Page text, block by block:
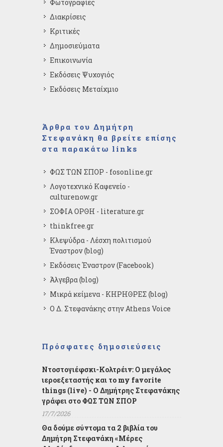
Φωτογραφίες
Διακρίσεις
Κριτικές
Δημοσιεύματα
Επικοινωνία
Εκδόσεις Ψυχογιός
Εκδόσεις Μεταίχμιο
Άρθρα του Δημήτρη
Στεφανάκη θα βρείτε επίσης
στα παρακάτω links
ΦΩΣ ΤΩΝ ΣΠΟΡ - fosonline.gr
Λογοτεχνικό Καφενείο -
culturenow.gr
ΣΟΦΙΑ ΟΡΘΗ - literature.gr
thinkfree.gr
Κλεψύδρα - Λέσχη πολιτισμού
Έναστρον (blog)
Εκδόσεις Έναστρον (Facebook)
Άλγεβρα (blog)
Μικρά κείμενα - ΚΗΡΗΘΡΕΣ (blog)
Ο Δ. Στεφανάκης στην Athens Voice
Πρόσφατες δημοσιεύσεις
Ντοστογιέφσκι-Κολτρέιν: Ο μεγάλος
ιεροεξεταστής και το my favorite
things (live) - Ο Δημήτρης Στεφανάκης
γράφει στο ΦΩΣ ΤΩΝ ΣΠΟΡ
17/7/2026
Θα δούμε σύντομα τα 2 βιβλία του
Δημήτρη Στεφανάκη «Μέρες